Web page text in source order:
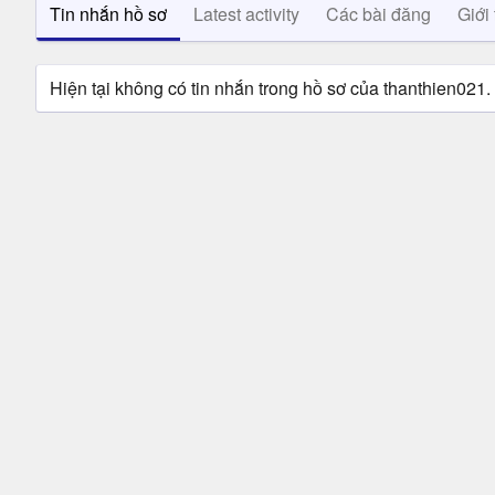
Tin nhắn hồ sơ Latest activity Các bài đăng Giới
Hiện tại không có tin nhắn trong hồ sơ của thanthien021.